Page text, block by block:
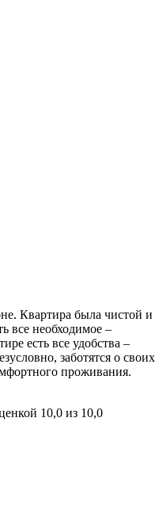
Квартира была чистой и
все необходимое –
есть все удобства –
заботятся о своих
проживания.
10,0 из 10,0